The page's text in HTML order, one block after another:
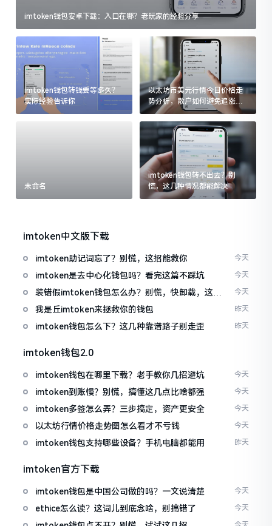
imtoken钱包安卓下载：入口在哪？老玩家的经验分享
imtoken钱包转钱要等多久？
实际经验告诉你
以太坊币美元行情今日价格走
势分析，散户如何避免追涨杀
跌被套牢
未命名
imtoken钱包转不出去？别
慌，这几种情况都能解决
imtoken中文版下载
imtoken助记词忘了？别慌，这招能救你 今天
imtoken是去中心化钱包吗？看完这篇不踩坑 今天
装错假imtoken钱包怎么办？别慌，快卸载，这几
招能救急
今天
我是丘imtoken来拯救你的钱包 昨天
imtoken钱包怎么下？这几种靠谱路子别走歪 昨天
imtoken钱包2.0
imtoken钱包在哪里下载？老手教你几招避坑 今天
imtoken到账慢？别慌，搞懂这几点比啥都强 今天
imtoken多签怎么弄？三步搞定，资产更安全 今天
以太坊行情价格走势图怎么看才不亏钱 今天
imtoken钱包支持哪些设备？手机电脑都能用 昨天
imtoken官方下载
imtoken钱包是中国公司做的吗？一文说清楚 今天
ethice怎么读？这词儿到底念啥，别搞错了 今天